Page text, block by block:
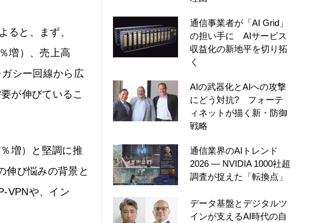
ると、まず、
増）、売上高
シー回線から広
が伸びているこ
増）と堅調に推
伸び悩みの背景と
VPNや、イン
通信事業者が「AI Grid」
の担い手に AIサービス
収益化の新地平を切り拓
く
AIの武器化とAIへの攻撃
にどう対抗? フォーテ
ィネットが描く新・防御
戦略
通信業界のAIトレンド
2026 ― NVIDIA 1000社超
調査が捉えた「転換点」
データ基盤とデジタルツ
インが支えるAI時代の自